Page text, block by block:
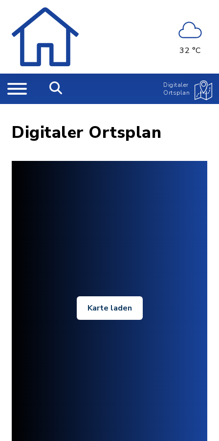
32 °C
Digitaler
Ortsplan
Digitaler Ortsplan
Karte laden